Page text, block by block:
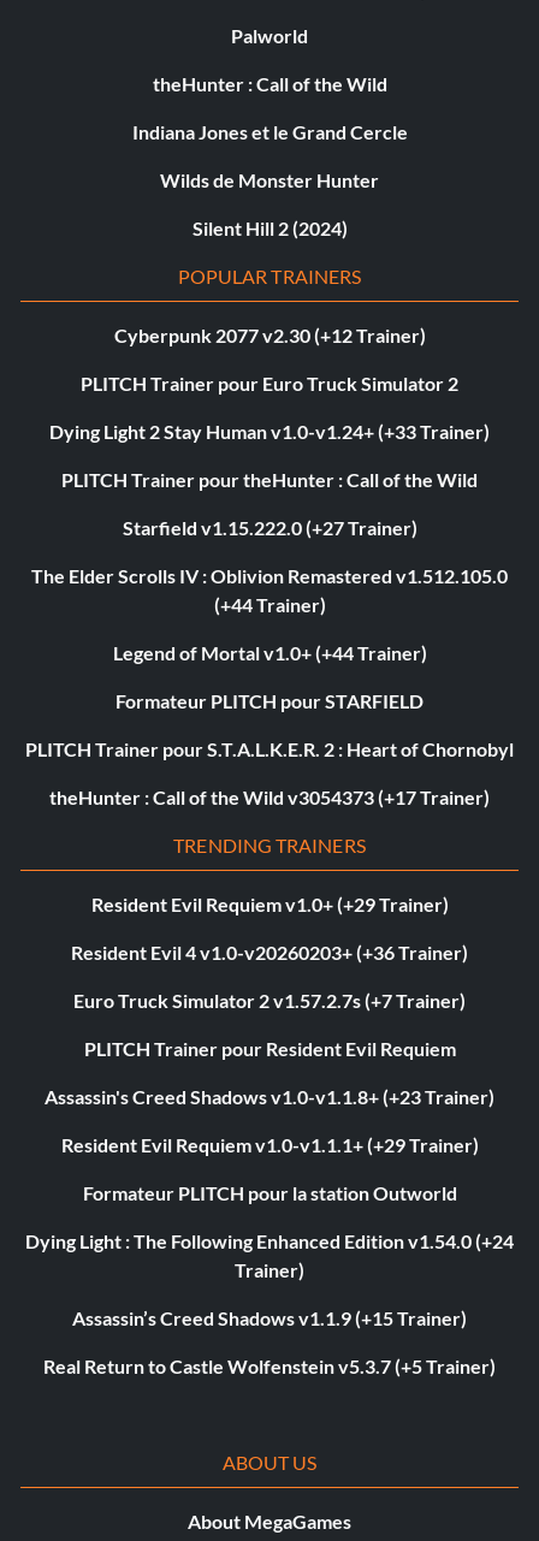
Palworld
theHunter : Call of the Wild
Indiana Jones et le Grand Cercle
Wilds de Monster Hunter
Silent Hill 2 (2024)
POPULAR TRAINERS
Cyberpunk 2077 v2.30 (+12 Trainer)
PLITCH Trainer pour Euro Truck Simulator 2
Dying Light 2 Stay Human v1.0-v1.24+ (+33 Trainer)
PLITCH Trainer pour theHunter : Call of the Wild
Starfield v1.15.222.0 (+27 Trainer)
The Elder Scrolls IV : Oblivion Remastered v1.512.105.0
(+44 Trainer)
Legend of Mortal v1.0+ (+44 Trainer)
Formateur PLITCH pour STARFIELD
PLITCH Trainer pour S.T.A.L.K.E.R. 2 : Heart of Chornobyl
theHunter : Call of the Wild v3054373 (+17 Trainer)
TRENDING TRAINERS
Resident Evil Requiem v1.0+ (+29 Trainer)
Resident Evil 4 v1.0-v20260203+ (+36 Trainer)
Euro Truck Simulator 2 v1.57.2.7s (+7 Trainer)
PLITCH Trainer pour Resident Evil Requiem
Assassin's Creed Shadows v1.0-v1.1.8+ (+23 Trainer)
Resident Evil Requiem v1.0-v1.1.1+ (+29 Trainer)
Formateur PLITCH pour la station Outworld
Dying Light : The Following Enhanced Edition v1.54.0 (+24
Trainer)
Assassin’s Creed Shadows v1.1.9 (+15 Trainer)
Real Return to Castle Wolfenstein v5.3.7 (+5 Trainer)
ABOUT US
About MegaGames